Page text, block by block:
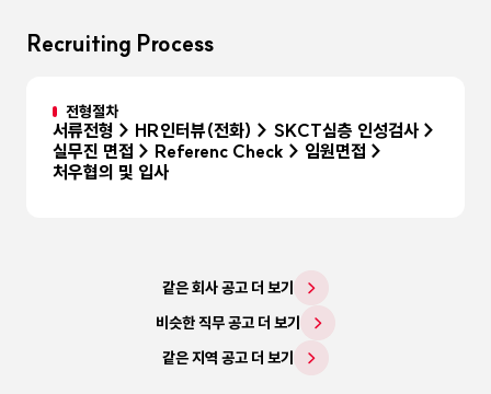
Recruiting Process
전형절차
서류전형 > HR인터뷰(전화) > SKCT심층 인성검사 >
실무진 면접 > Referenc Check > 임원면접 >
처우협의 및 입사
같은 회사 공고 더 보기
비슷한 직무 공고 더 보기
같은 지역 공고 더 보기